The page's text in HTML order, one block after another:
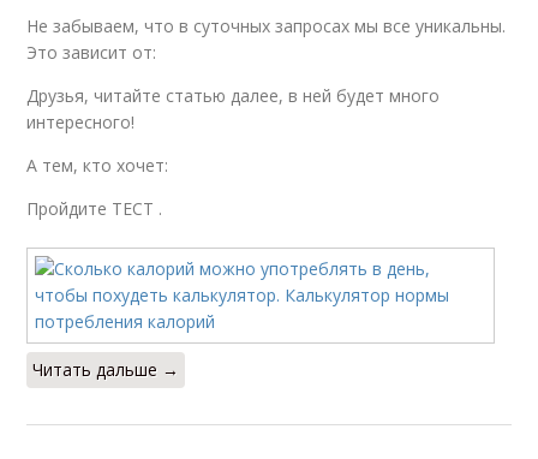
Не забываем, что в суточных запросах мы все уникальны.
Это зависит от:
Друзья, читайте статью далее, в ней будет много
интересного!
А тем, кто хочет:
Пройдите ТЕСТ .
Читать дальше →